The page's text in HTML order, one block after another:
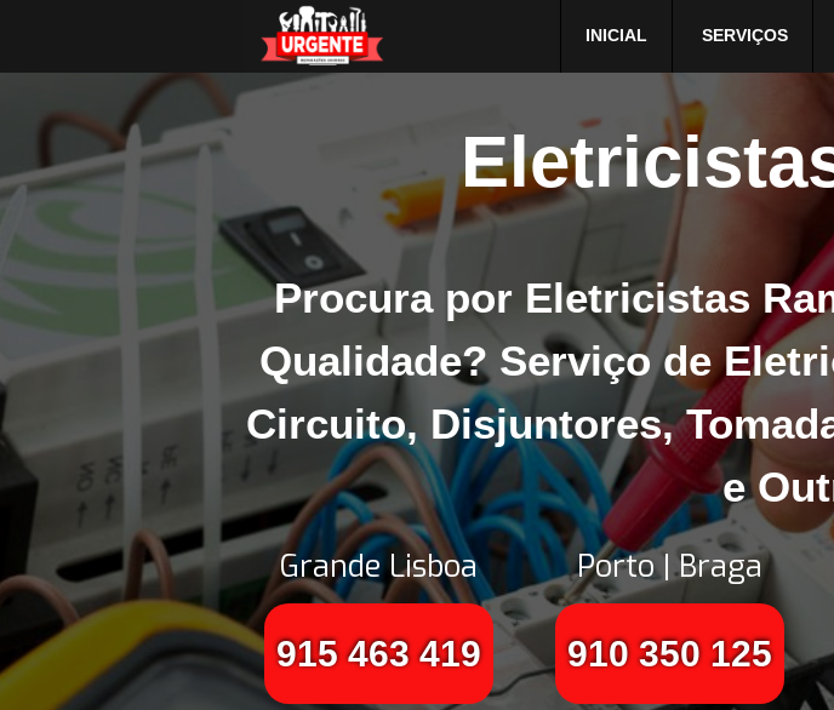
INICIAL SERVIÇOS
Procura por Eletricistas
Qualidade? Serviço de
Circuito, Disjuntores,
e
Grande Lisboa
915 463 419
Porto | Braga
910 350 125